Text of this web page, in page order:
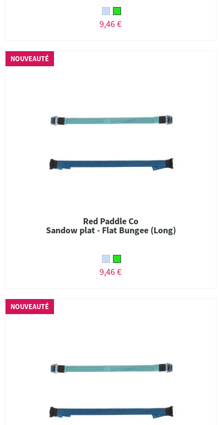
9,46 €
NOUVEAUTÉ
Red Paddle Co
Sandow plat - Flat Bungee (Long)
9,46 €
NOUVEAUTÉ